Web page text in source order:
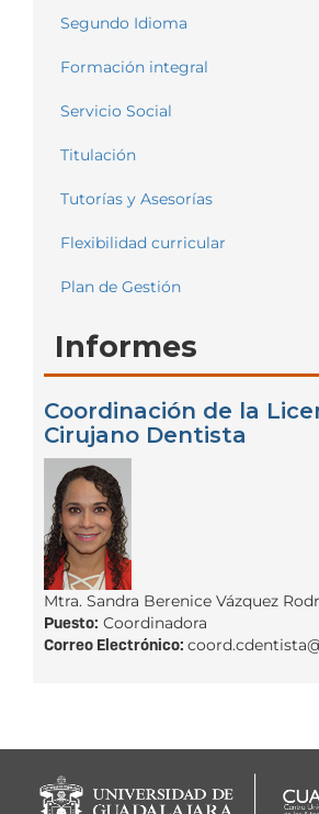
Segundo Idioma
Formación integral
Servicio Social
Titulación
Tutorías y Asesorías
Flexibilidad curricular
Plan de Gestión
Informes
Coordinación de la
Cirujano Dentista
Mtra. Sandra Berenice Vázquez
Puesto: Coordinadora
Correo Electrónico: